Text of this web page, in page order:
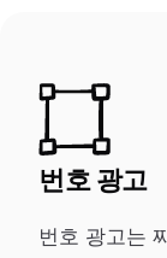
번호 광고
번호 광고는